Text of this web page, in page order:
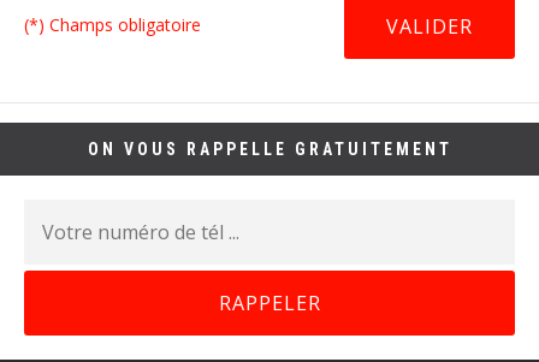
(*) Champs obligatoire
ON VOUS RAPPELLE GRATUITEMENT